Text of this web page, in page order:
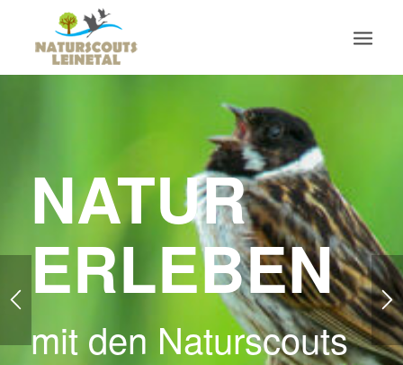
NATUR
ERLEBEN
mit den Naturscouts